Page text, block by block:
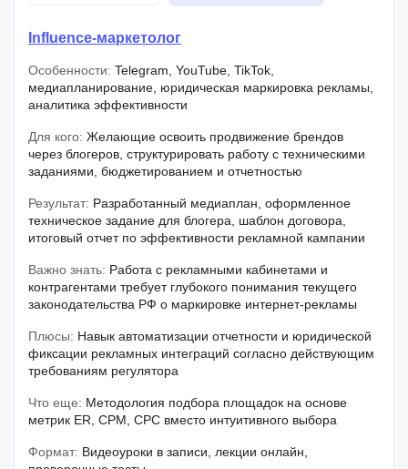
Influence-маркетолог
Особенности: Telegram, YouTube, TikTok,
медиапланирование, юридическая маркировка рекламы,
аналитика эффективности
Для кого: Желающие освоить продвижение брендов
через блогеров, структурировать работу с техническими
заданиями, бюджетированием и отчетностью
Результат: Разработанный медиаплан, оформленное
техническое задание для блогера, шаблон договора,
итоговый отчет по эффективности рекламной кампании
Важно знать: Работа с рекламными кабинетами и
контрагентами требует глубокого понимания текущего
законодательства РФ о маркировке интернет-рекламы
Плюсы: Навык автоматизации отчетности и юридической
фиксации рекламных интеграций согласно действующим
требованиям регулятора
Что еще: Методология подбора площадок на основе
метрик ER, CPM, CPC вместо интуитивного выбора
Формат: Видеоуроки в записи, лекции онлайн,